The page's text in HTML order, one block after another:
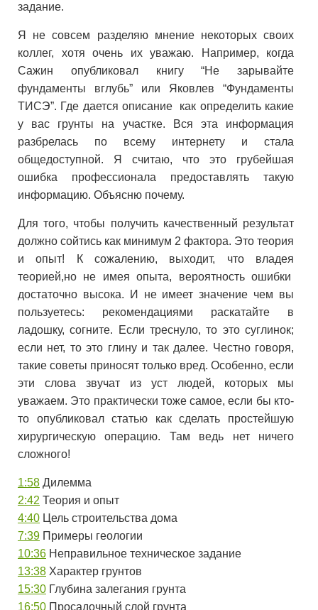
задание.
Я не совсем разделяю мнение некоторых своих
коллег, хотя очень их уважаю. Например, когда
Сажин опубликовал книгу “Не зарывайте
фундаменты вглубь” или Яковлев “Фундаменты
ТИСЭ”. Где дается описание как определить какие
у вас грунты на участке. Вся эта информация
разбрелась по всему интернету и стала
общедоступной. Я считаю, что это грубейшая
ошибка профессионала предоставлять такую
информацию. Объясню почему.
Для того, чтобы получить качественный результат
должно сойтись как минимум 2 фактора. Это теория
и опыт! К сожалению, выходит, что владея
теорией,но не имея опыта, вероятность ошибки
достаточно высока. И не имеет значение чем вы
пользуетесь: рекомендациями раскатайте в
ладошку, согните. Если треснуло, то это суглинок;
если нет, то это глину и так далее. Честно говоря,
такие советы приносят только вред. Особенно, если
эти слова звучат из уст людей, которых мы
уважаем. Это практически тоже самое, если бы кто-
то опубликовал статью как сделать простейшую
хирургическую операцию. Там ведь нет ничего
сложного!
1:58 Дилемма
2:42 Теория и опыт
4:40 Цель строительства дома
7:39 Примеры геологии
10:36 Неправильное техническое задание
13:38 Характер грунтов
15:30 Глубина залегания грунта
16:50 Просадочный слой грунта